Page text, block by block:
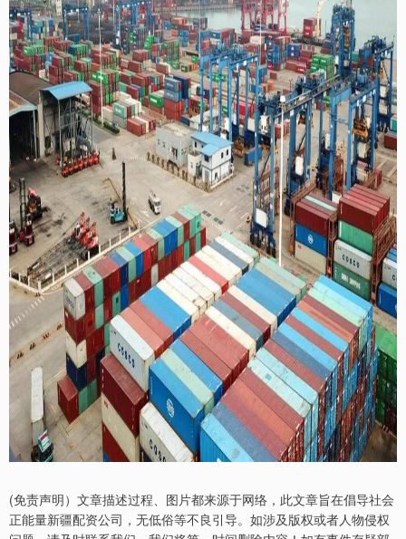
(免责声明）文章描述过程、图片都来源于网络，此文章旨在倡导社会
正能量新疆配资公司，无低俗等不良引导。如涉及版权或者人物侵权